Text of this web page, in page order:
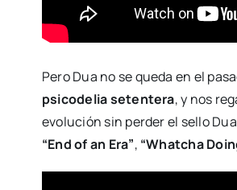
Pero Dua no se queda en el
psicodelia setentera, y nos
evolución sin perder el sello
“End of an Era”, “Whatcha